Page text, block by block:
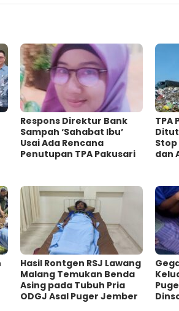
Respons Direktur Bank
Sampah ‘Sahabat Ibu’
Usai Ada Rencana
Penutupan TPA Pakusari
TPA
dan
Hasil Rontgen RSJ Lawang
Malang Temukan Benda
Asing pada Tubuh Pria
ODGJ Asal Puger Jember